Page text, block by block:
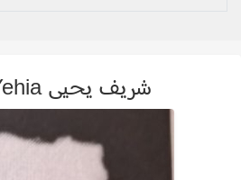
شريف يحيى Sherif Yehia